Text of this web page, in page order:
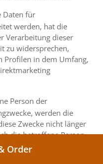
Daten für
werden, hat die
Verarbeitung dieser
zu widersprechen,
Profilen in dem Umfang,
Person der
werden die
Zwecke nicht länger
die betroffene Person
Daten zum Zwecke
Order